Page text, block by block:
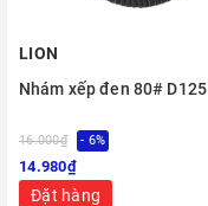
LION
Nhám xếp đen 80# D125
16.000₫ - 6%
14.980₫
Đặt hàng